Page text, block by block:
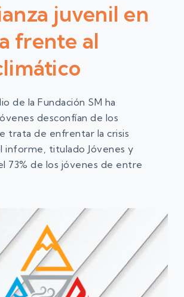
juvenil en
frente al
de la Fundación SM ha
desconfían de los
trata de enfrentar la crisis
informe, titulado Jóvenes y
73% de los jóvenes de entre